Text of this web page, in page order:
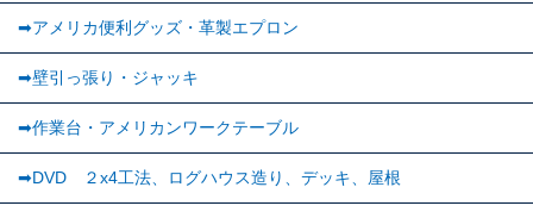
➡アメリカ便利グッズ・革製エプロン
➡壁引っ張り・ジャッキ
➡作業台・アメリカンワークテーブル
➡DVD ２x4工法、ログハウス造り、デッキ、屋根